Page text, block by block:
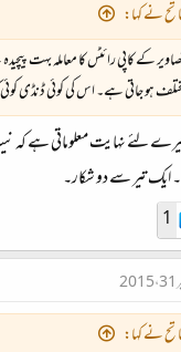
نے کہا:
کے کاپی رائٹس کا معاملہ بہت
ہو جاتی ہے۔ اس کی کوئی ڈنڈی کوئی
لئے نہایت معلوماتی ہے کہ
ایک تیر سے دو شکار۔
1
نے کہا: